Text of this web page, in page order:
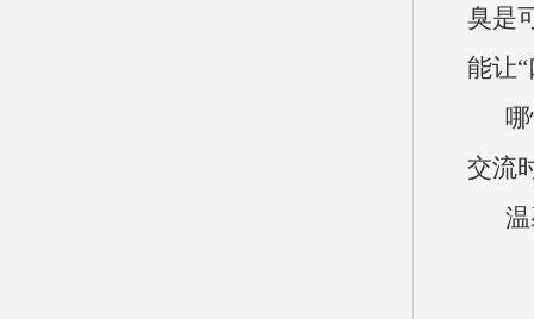
臭是
能让
交流